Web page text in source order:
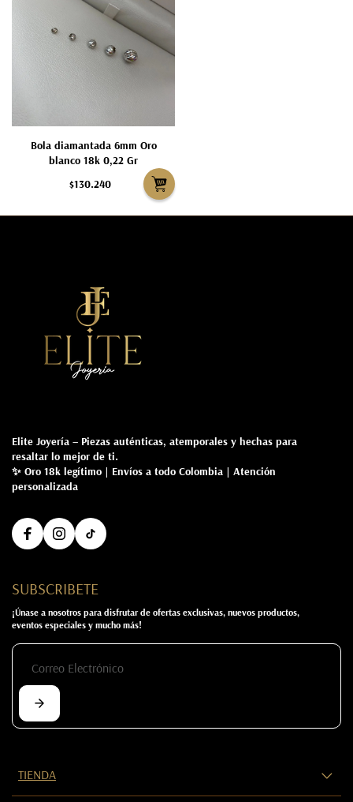
Bola diamantada 6mm Oro
blanco 18k 0,22 Gr
$130.240
Elite Joyería – Piezas auténticas, atemporales y hechas para
resaltar lo mejor de ti.
✨ Oro 18k legítimo | Envíos a todo Colombia | Atención
personalizada
SUBSCRIBETE
¡Únase a nosotros para disfrutar de ofertas exclusivas, nuevos productos,
eventos especiales y mucho más!
TIENDA